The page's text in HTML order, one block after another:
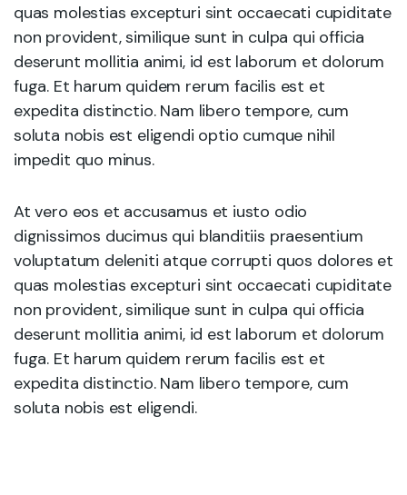
quas molestias excepturi sint occaecati cupiditate
non provident, similique sunt in culpa qui officia
deserunt mollitia animi, id est laborum et dolorum
fuga. Et harum quidem rerum facilis est et
expedita distinctio. Nam libero tempore, cum
soluta nobis est eligendi optio cumque nihil
impedit quo minus.
At vero eos et accusamus et iusto odio
dignissimos ducimus qui blanditiis praesentium
voluptatum deleniti atque corrupti quos dolores et
quas molestias excepturi sint occaecati cupiditate
non provident, similique sunt in culpa qui officia
deserunt mollitia animi, id est laborum et dolorum
fuga. Et harum quidem rerum facilis est et
expedita distinctio. Nam libero tempore, cum
soluta nobis est eligendi.